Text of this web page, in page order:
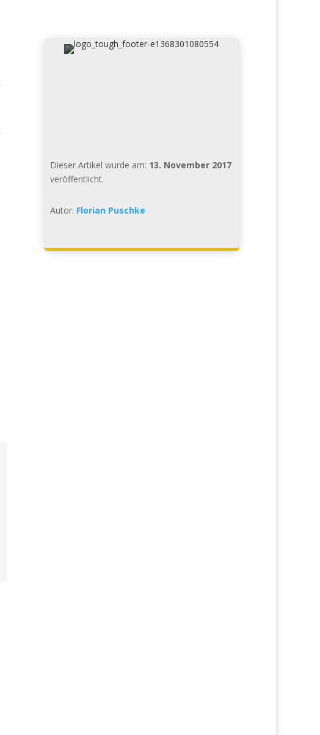
Dieser Artikel wurde am: 13. November 2017
veröffentlicht.
Autor: Florian Puschke